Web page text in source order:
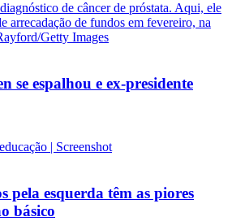
se espalhou e ex-presidente
pela esquerda têm as piores
básico